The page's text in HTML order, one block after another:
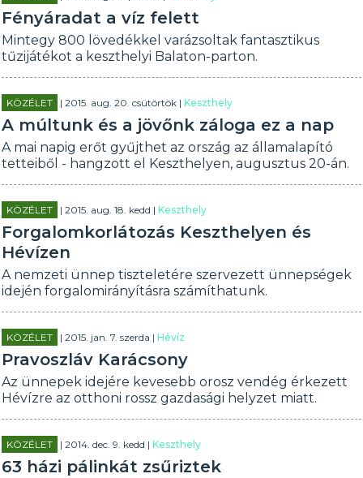
Fényáradat a víz felett
Mintegy 800 lövedékkel varázsoltak fantasztikus
tűzijátékot a keszthelyi Balaton-parton.
KÖZÉLET | 2015. aug. 20. csütörtök |Keszthely
A múltunk és a jövőnk záloga ez a nap
A mai napig erőt gyűjthet az ország az államalapító
tetteiből - hangzott el Keszthelyen, augusztus 20-án.
KÖZÉLET | 2015. aug. 18. kedd |Keszthely
Forgalomkorlátozás Keszthelyen és
Hévízen
A nemzeti ünnep tiszteletére szervezett ünnepségek
idején forgalomirányításra számíthatunk.
KÖZÉLET | 2015. jan. 7. szerda |Hévíz
Pravoszláv Karácsony
Az ünnepek idejére kevesebb orosz vendég érkezett
Hévízre az otthoni rossz gazdasági helyzet miatt.
KÖZÉLET | 2014. dec. 9. kedd |Keszthely
63 házi pálinkát zsűriztek